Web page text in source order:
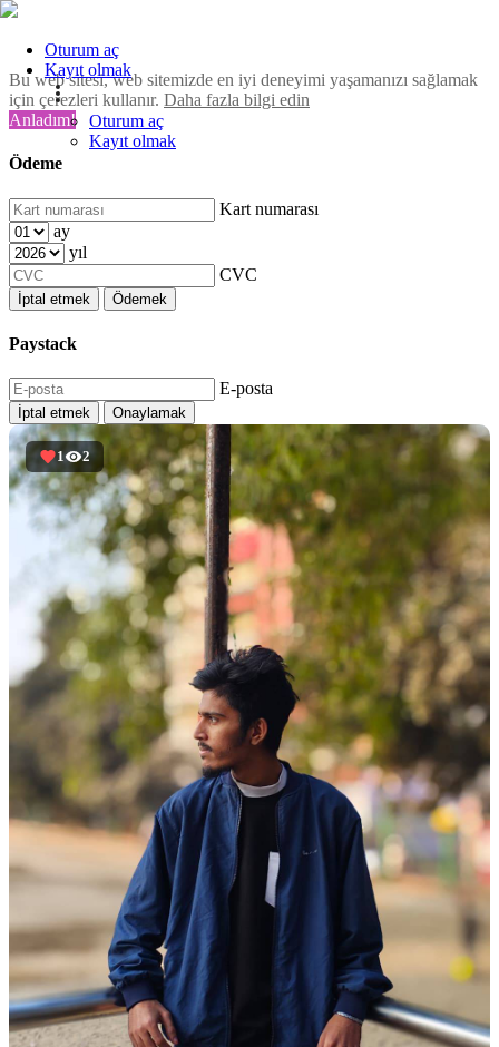
Bu web sitesi, web sitemizde en iyi deneyimi yaşamanızı sağlamak
için çerezleri kullanır. Daha fazla bilgi edin
Anladım!
Ödeme
Kart numarası
ay
yıl
CVC
İptal etmek Ödemek
Paystack
E-posta
İptal etmek Onaylamak
Oturum aç
Kayıt olmak
Oturum aç
Kayıt olmak
1 2